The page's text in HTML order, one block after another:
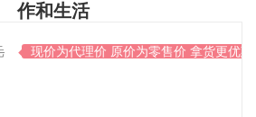
作和生活
 现价为代理价 原价为零售价 拿货更优惠